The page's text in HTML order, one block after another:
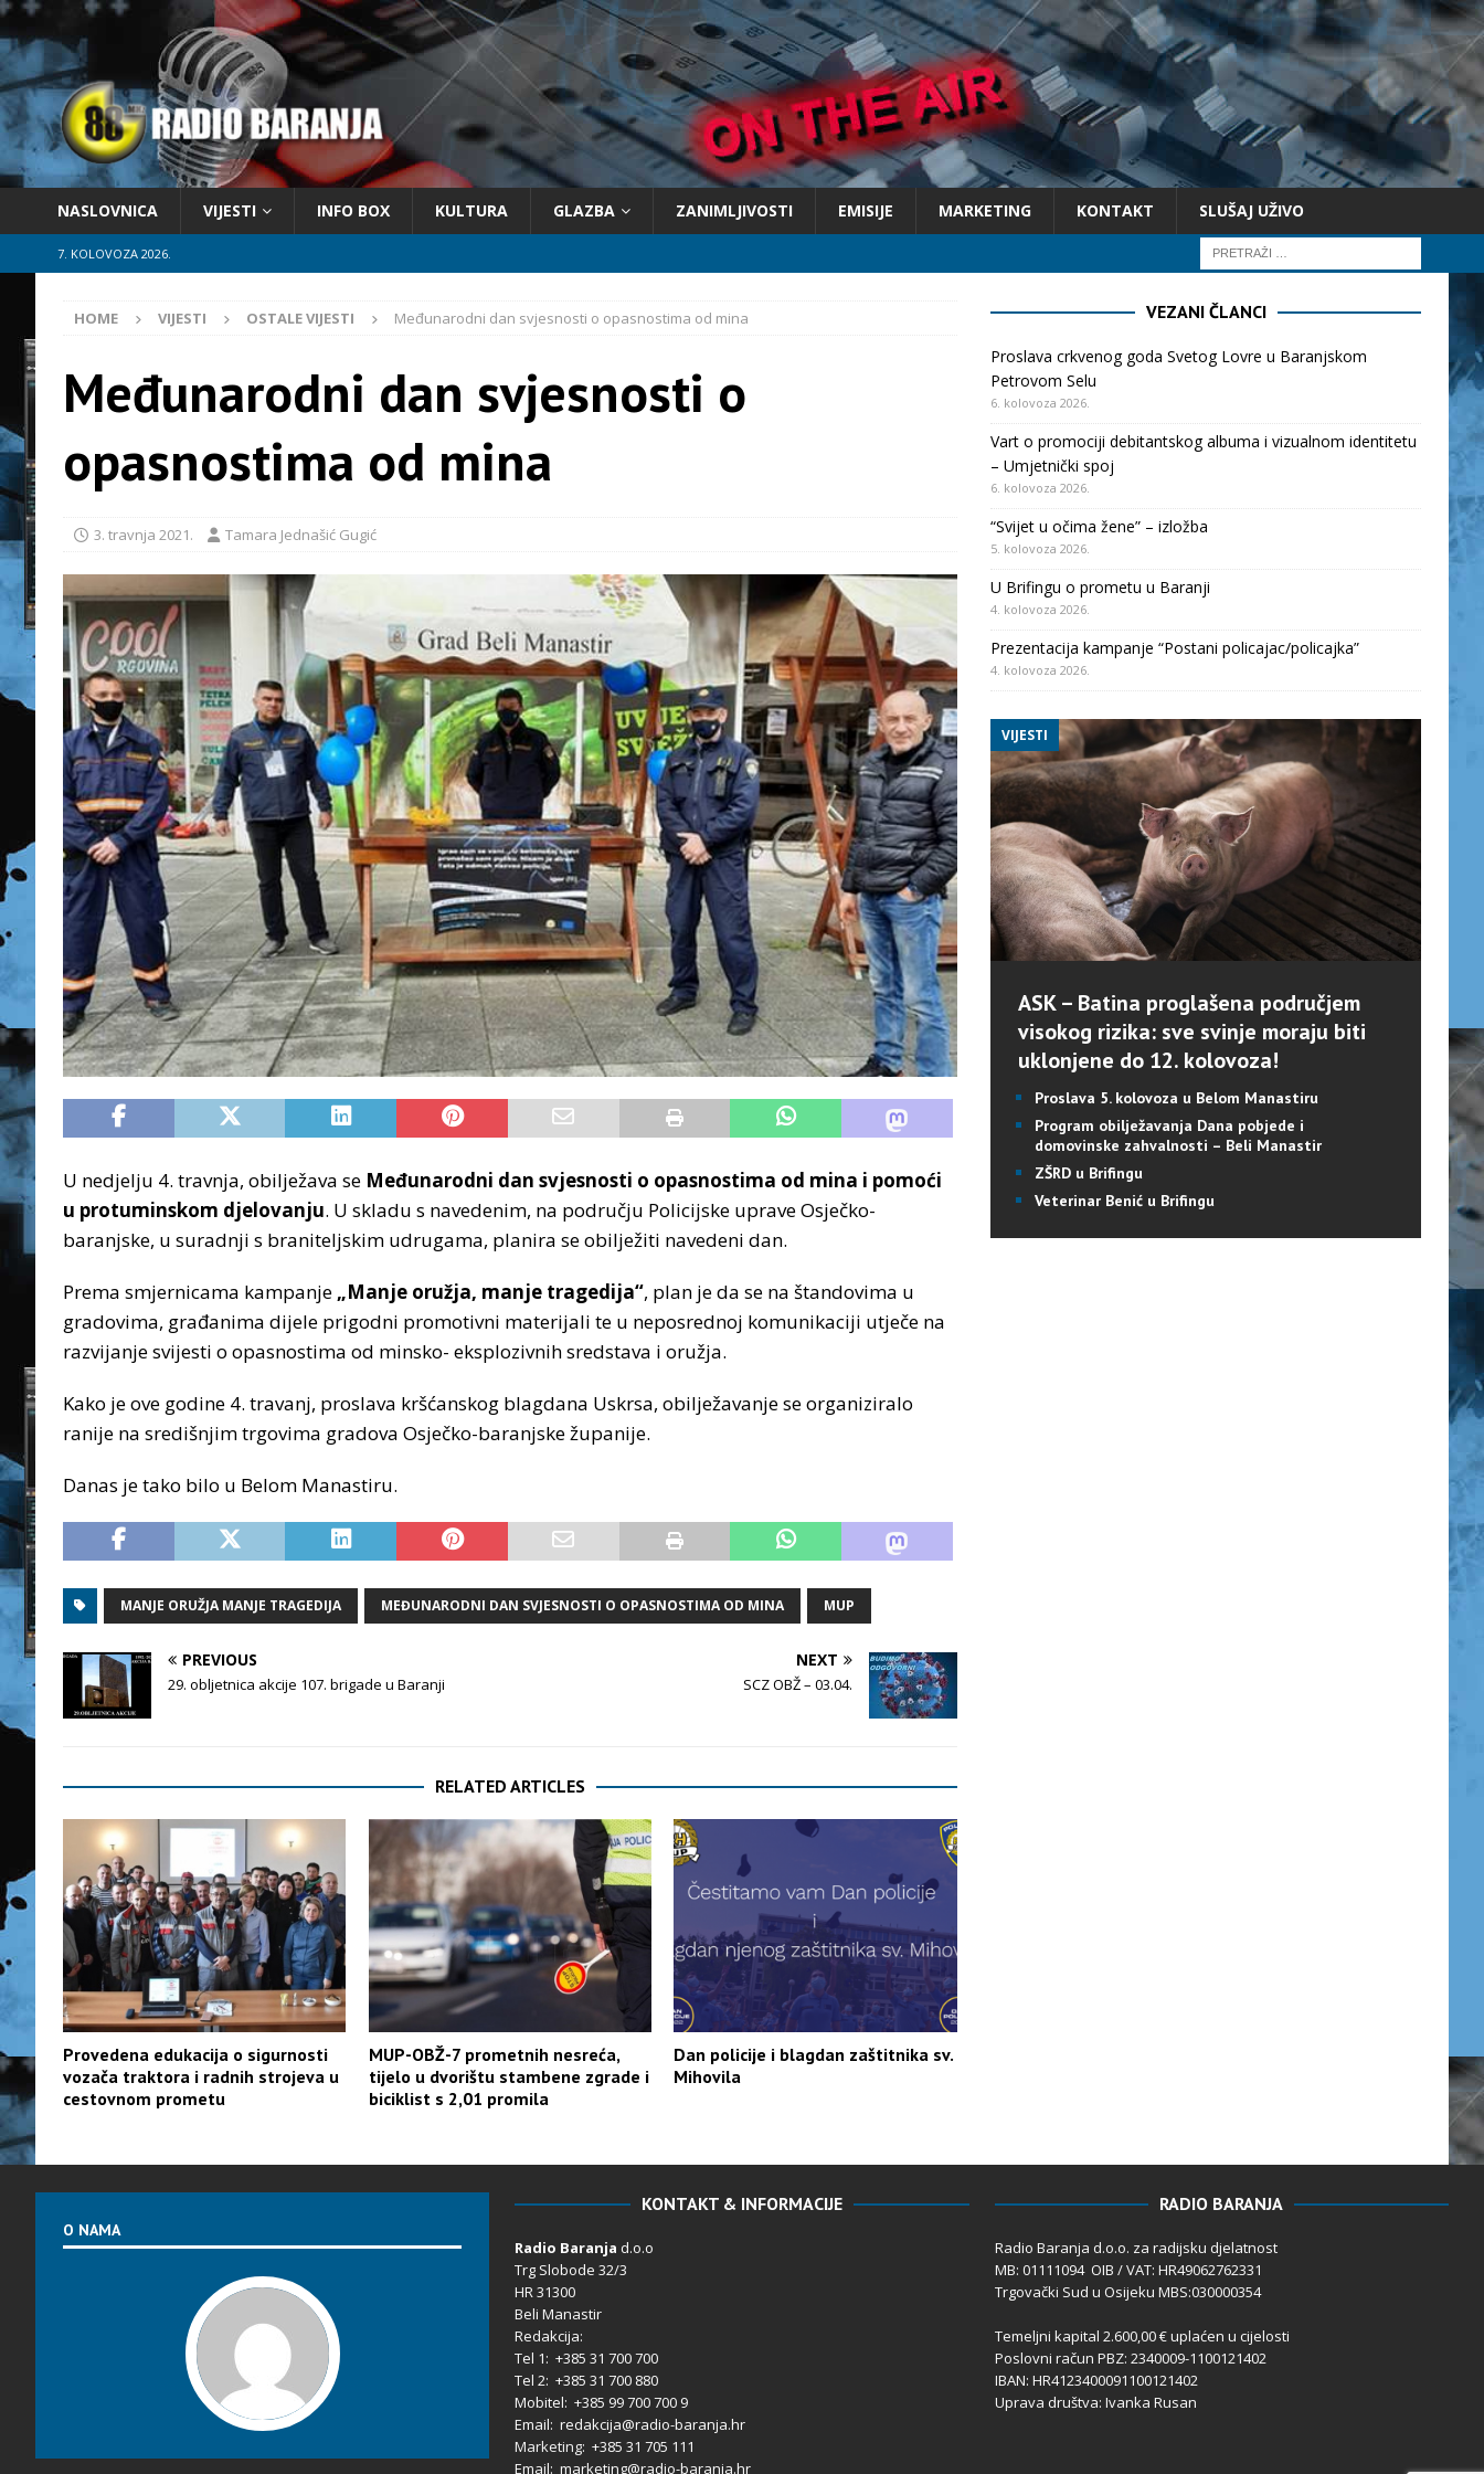
NASLOVNICA VIJESTI INFO BOX KULTURA GLAZBA ZANIMLJIVOSTI EMISIJE MARKETING KONTAKT SLUŠAJ UŽIVO
7. KOLOVOZA 2026.
HOME VIJESTI OSTALE VIJESTI Međunarodni dan svjesnosti o opasnostima od mina
Međunarodni dan svjesnosti o
opasnostima od mina
3. travnja 2021. Tamara Jednašić Gugić
U nedjelju 4. travnja, obilježava se Međunarodni dan svjesnosti o opasnostima od mina i pomoći
u protuminskom djelovanju. U skladu s navedenim, na području Policijske uprave Osječko-
baranjske, u suradnji s braniteljskim udrugama, planira se obilježiti navedeni dan.
Prema smjernicama kampanje „Manje oružja, manje tragedija“, plan je da se na štandovima u
gradovima, građanima dijele prigodni promotivni materijali te u neposrednoj komunikaciji utječe na
razvijanje svijesti o opasnostima od minsko- eksplozivnih sredstava i oružja.
Kako je ove godine 4. travanj, proslava kršćanskog blagdana Uskrsa, obilježavanje se organiziralo
ranije na središnjim trgovima gradova Osječko-baranjske županije.
Danas je tako bilo u Belom Manastiru.
MANJE ORUŽJA MANJE TRAGEDIJA MEĐUNARODNI DAN SVJESNOSTI O OPASNOSTIMA OD MINA MUP
PREVIOUS
29. obljetnica akcije 107. brigade u Baranji
NEXT
SCZ OBŽ – 03.04.
RELATED ARTICLES
Provedena edukacija o sigurnosti
vozača traktora i radnih strojeva u
cestovnom prometu
MUP-OBŽ-7 prometnih nesreća,
tijelo u dvorištu stambene zgrade i
biciklist s 2,01 promila
Dan policije i blagdan zaštitnika sv.
Mihovila
VEZANI ČLANCI
Proslava crkvenog goda Svetog Lovre u Baranjskom
Petrovom Selu
6. kolovoza 2026.
Vart o promociji debitantskog albuma i vizualnom identitetu
– Umjetnički spoj
6. kolovoza 2026.
“Svijet u očima žene” – izložba
5. kolovoza 2026.
U Brifingu o prometu u Baranji
4. kolovoza 2026.
Prezentacija kampanje “Postani policajac/policajka”
4. kolovoza 2026.
VIJESTI
ASK – Batina proglašena područjem
visokog rizika: sve svinje moraju biti
uklonjene do 12. kolovoza!
Proslava 5. kolovoza u Belom Manastiru
Program obilježavanja Dana pobjede i
domovinske zahvalnosti – Beli Manastir
ZŠRD u Brifingu
Veterinar Benić u Brifingu
O NAMA
KONTAKT & INFORMACIJE
Radio Baranja d.o.o
Trg Slobode 32/3
HR 31300
Beli Manastir
Redakcija:
Tel 1: +385 31 700 700
Tel 2: +385 31 700 880
Mobitel: +385 99 700 700 9
Email: redakcija@radio-baranja.hr
Marketing: +385 31 705 111
Email: marketing@radio-baranja.hr
RADIO BARANJA
Radio Baranja d.o.o. za radijsku djelatnost
MB: 01111094 OIB / VAT: HR49062762331
Trgovački Sud u Osijeku MBS:030000354
Temeljni kapital 2.600,00 € uplaćen u cijelosti
Poslovni račun PBZ: 2340009-1100121402
IBAN: HR4123400091100121402
Uprava društva: Ivanka Rusan